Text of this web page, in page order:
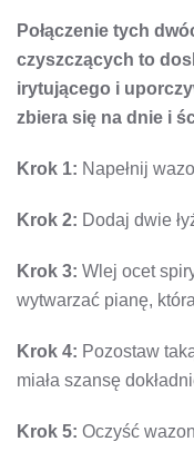
Połączenie tych
czyszczących to
irytującego i
zbiera się na dnie i
Krok 1: Napełnij
Krok 2: Dodaj dwie
Krok 3: Wlej ocet
wytwarzać pianę,
Krok 4: Pozostaw
miała szansę
Krok 5: Oczyść